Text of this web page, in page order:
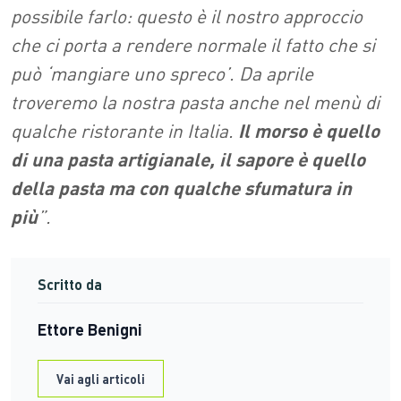
possibile farlo: questo è il nostro approccio
che ci porta a rendere normale il fatto che si
può ‘mangiare uno spreco’. Da aprile
troveremo la nostra pasta anche nel menù di
qualche ristorante in Italia. Il morso è quello
di una pasta artigianale, il sapore è quello
della pasta ma con qualche sfumatura in
più”.
Scritto da
Ettore Benigni
Vai agli articoli